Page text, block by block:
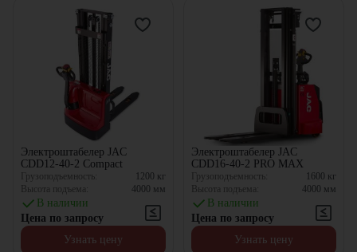
Электроштабелер JAC
CDD12-40-2 Compact
Грузоподъемность: 1200 кг
Высота подъема:
4000 мм
В наличии
Цена по запросу
Узнать цену
Электроштабелер JAC
CDD16-40-2 PRO MAX
Грузоподъемность: 1600 кг
Высота подъема:
4000 мм
В наличии
Цена по запросу
Узнать цену